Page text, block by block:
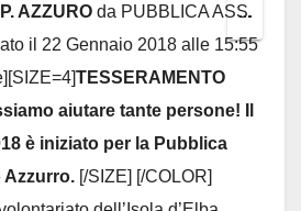
AZZURO da PUBBLICA ASS.
il 22 Gennaio 2018 alle 15:55
TESSERAMENTO
aiutare tante persone! Il
è iniziato per la Pubblica
Azzurro. [/SIZE] [/COLOR]
...
this